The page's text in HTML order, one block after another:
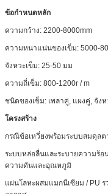
ข้อกำหนดหลัก
ความกว้าง: 2200-8000mm
ความหนาแน่นของเข็ม: 5000-
จังหวะเข็ม: 25-50 มม
ความถี่เข็ม: 800-1200r / m
ชนิดของเข็ม: เพลาคู่, แผงคู่, จังห
โครงสร้าง
กรณีข้อเหวี่ยงพร้อมระบบสมดุล
ระบบหล่อลื่นและระบายความร้
ความดันและอุณหภูมิ
แผ่นโลหะผสมแมกนีเซียม / PU